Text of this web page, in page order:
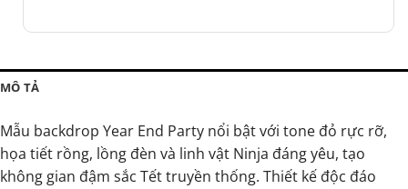
MÔ TẢ
Mẫu backdrop Year End Party nổi bật với tone đỏ rực rỡ,
họa tiết rồng, lồng đèn và linh vật Ninja đáng yêu, tạo
không gian đậm sắc Tết truyền thống. Thiết kế độc đáo